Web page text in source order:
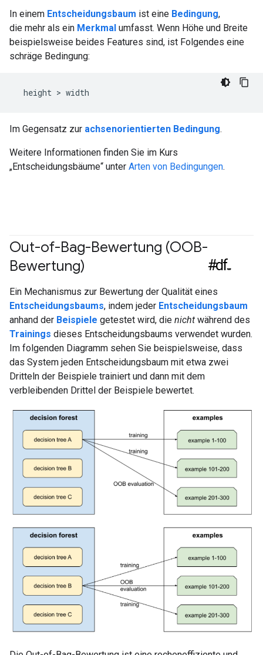
In einem Entscheidungsbaum ist eine Bedingung,
die mehr als ein Merkmal umfasst. Wenn Höhe und Breite
beispielsweise beides Features sind, ist Folgendes eine
schräge Bedingung:
Im Gegensatz zur achsenorientierten Bedingung.
Weitere Informationen finden Sie im Kurs
„Entscheidungsbäume“ unter Arten von Bedingungen.
Out-of-Bag-Bewertung (OOB-
Bewertung)
#df
Ein Mechanismus zur Bewertung der Qualität eines
Entscheidungsbaums, indem jeder Entscheidungsbaum
anhand der Beispiele getestet wird, die nicht während des
Trainings dieses Entscheidungsbaums verwendet wurden.
Im folgenden Diagramm sehen Sie beispielsweise, dass
das System jeden Entscheidungsbaum mit etwa zwei
Dritteln der Beispiele trainiert und dann mit dem
verbleibenden Drittel der Beispiele bewertet.